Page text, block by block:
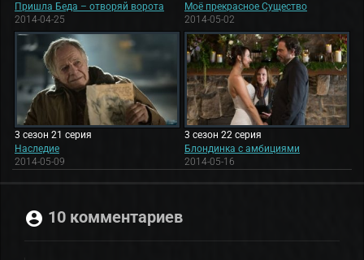
Пришла Беда – отворяй ворота
2014-04-25
Моё прекрасное Существо
2014-05-02
3 сезон 21 серия
Наследие
2014-05-09
3 сезон 22 серия
Блондинка с амбициями
2014-05-16
10 комментариев